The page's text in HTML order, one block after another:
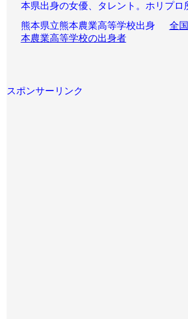
本県出身の女優、タレント。ホリプロ
熊本県立熊本農業高等学校出身 全
本農業高等学校の出身者
スポンサーリンク